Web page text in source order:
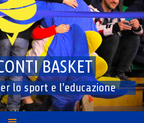
BASKET
lo sport e l'educazione